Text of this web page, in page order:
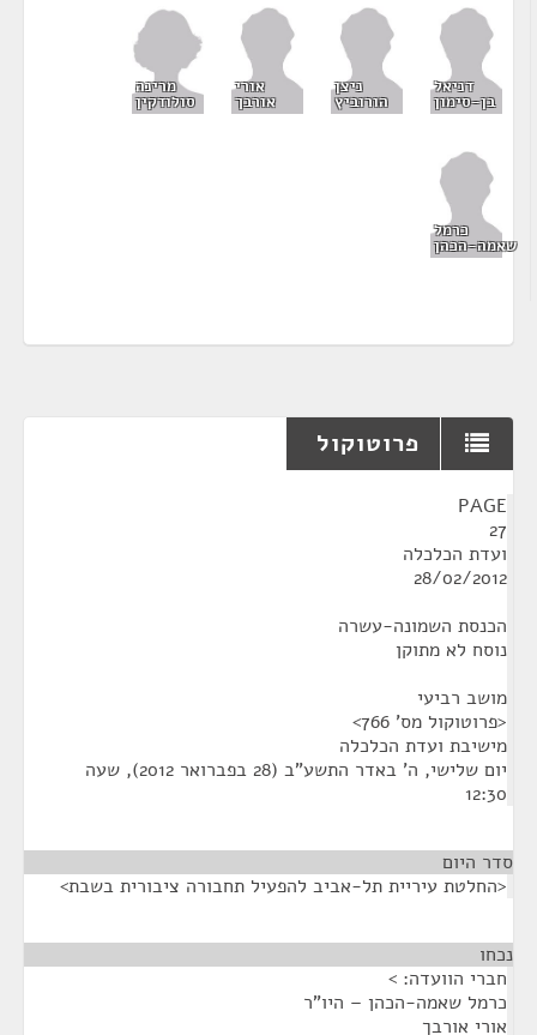
דניאל
בן-סימון
ניצן
הורוביץ
אורי
אורבך
מרינה
סולודקין
כרמל
שאמה-הכהן
פרוטוקול
PAGE
27
ועדת הכלכלה
28/02/2012
הכנסת השמונה-עשרה
נוסח לא מתוקן
מושב רביעי
<פרוטוקול מס' 766>
מישיבת ועדת הכלכלה
יום שלישי, ה' באדר התשע"ב (28 בפברואר 2012), שעה
12:30
סדר היום
<החלטת עיריית תל-אביב להפעיל תחבורה ציבורית בשבת>
נכחו
חברי הוועדה: >
כרמל שאמה-הכהן – היו"ר
אורי אורבך